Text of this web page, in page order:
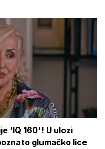
'IQ 160'! U ulozi
glumačko lice